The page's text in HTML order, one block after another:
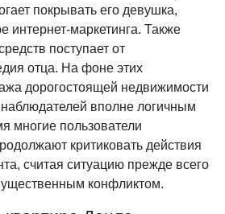
покрывать его девушка,
интернет-маркетинга. Также
поступает от
отца. На фоне этих
дорогостоящей недвижимости
вполне логичным
многие пользователи
критиковать действия
считая ситуацию прежде всего
конфликтом.